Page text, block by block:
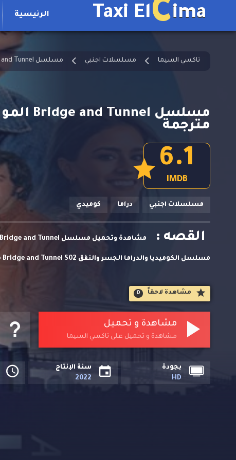
Taxi ElCima الرئيسية
تاكسي السيما مسلسلات اجنبي مسلسل Bridge and Tunnel مترجم
مترجمة
IMDB
6.1
مسلسلات اجنبي دراما كوميدي
القصه :
مشاهدة لاحقاََ 0
مشاهدة و تحميل
مشاهدة و تحميل على تاكسي السيما
بجودة
HD
سنة الإنتاج
2022